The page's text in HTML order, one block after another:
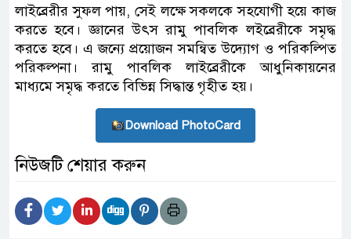
লাইব্রেরীর সুফল পায়, সেই লক্ষে সকলকে সহযোগী হয়ে কাজ
করতে হবে। জ্ঞানের উৎস রামু পাবলিক লইব্রেরীকে সমৃদ্ধ
করতে হবে। এ জন্যে প্রয়োজন সমন্বিত উদ্যোগ ও পরিকল্পিত
পরিকল্পনা। রামু পাবলিক লাইব্রেরীকে আধুনিকায়নের
মাধ্যমে সমৃদ্ধ করতে বিভিন্ন সিদ্ধান্ত গৃহীত হয়।
Download PhotoCard
নিউজটি শেয়ার করুন